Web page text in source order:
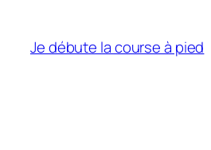
contenu
Je débute la course à pied